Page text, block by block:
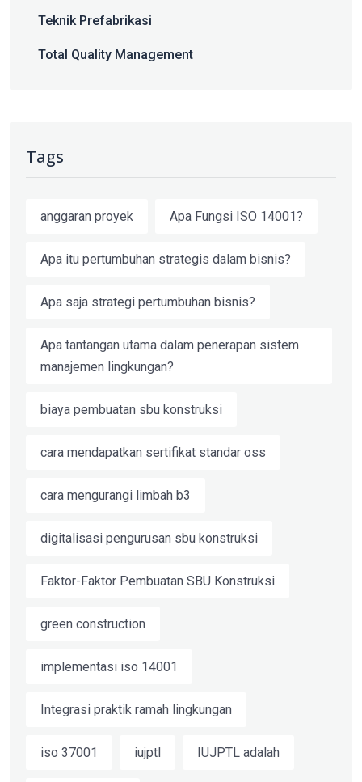
Teknik Prefabrikasi
Total Quality Management
Tags
anggaran proyek Apa Fungsi ISO 14001?
Apa itu pertumbuhan strategis dalam bisnis?
Apa saja strategi pertumbuhan bisnis?
Apa tantangan utama dalam penerapan sistem
manajemen lingkungan?
biaya pembuatan sbu konstruksi
cara mendapatkan sertifikat standar oss
cara mengurangi limbah b3
digitalisasi pengurusan sbu konstruksi
Faktor-Faktor Pembuatan SBU Konstruksi
green construction
implementasi iso 14001
Integrasi praktik ramah lingkungan
iso 37001 iujptl IUJPTL adalah